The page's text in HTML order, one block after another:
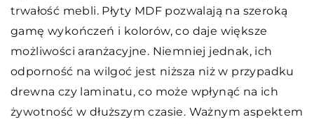
trwałość mebli. Płyty MDF pozwalają na szeroką
gamę wykończeń i kolorów, co daje większe
możliwości aranżacyjne. Niemniej jednak, ich
odporność na wilgoć jest niższa niż w przypadku
drewna czy laminatu, co może wpłynąć na ich
żywotność w dłuższym czasie. Ważnym aspektem